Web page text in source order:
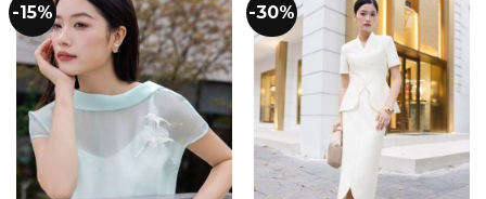
-15% -30%